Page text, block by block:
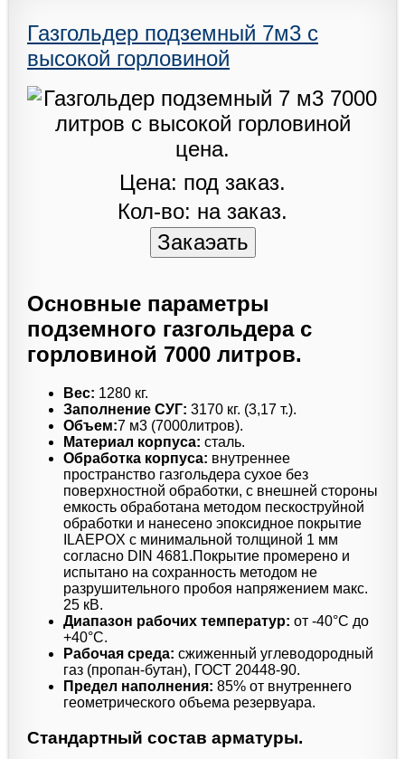
Газгольдер подземный 7м3 с
высокой горловиной
Цена: под заказ.
Кол-во: на заказ.
Основные параметры
подземного газгольдера с
горловиной 7000 литров.
Вес: 1280 кг.
Заполнение СУГ: 3170 кг. (3,17 т.).
Объем:7 м3 (7000литров).
Материал корпуса: сталь.
Обработка корпуса: внутреннее
пространство газгольдера сухое без
поверхностной обработки, с внешней стороны
емкость обработана методом пескоструйной
обработки и нанесено эпоксидное покрытие
ILAEPOX с минимальной толщиной 1 мм
согласно DIN 4681.Покрытие промерено и
испытано на сохранность методом не
разрушительного пробоя напряжением макс.
25 кВ.
Диапазон рабочих температур: от -40°C до
+40°C.
Рабочая среда: сжиженный углеводородный
газ (пропан-бутан), ГОСТ 20448-90.
Предел наполнения: 85% от внутреннего
геометрического объема резервуара.
Стандартный состав арматуры.